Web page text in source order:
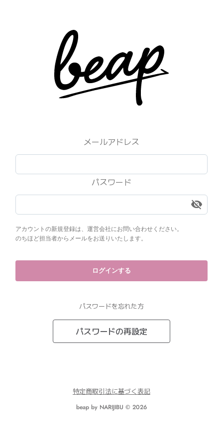
メールアドレス
パスワード
アカウントの新規登録は、運営会社にお問い合わせください。
のちほど担当者からメールをお送りいたします。
パスワードを忘れた方
パスワードの再設定
特定商取引法に基づく表記
beap by NARIJIBU © 2026